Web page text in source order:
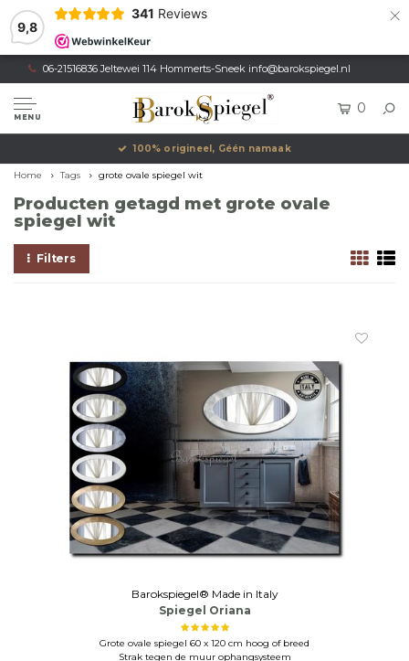
9,8
341 Reviews ×
06-21516836 Jeltewei 114 Hommerts-Sneek info@barokspiegel.nl
MENU
0
100% origineel, Géén namaak
Home Tags grote ovale spiegel wit
Producten getagd met grote ovale
spiegel wit
Filters
Barokspiegel® Made in Italy
Spiegel Oriana
Grote ovale spiegel 60 x 120 cm hoog of breed
Strak tegen de muur ophangsysteem